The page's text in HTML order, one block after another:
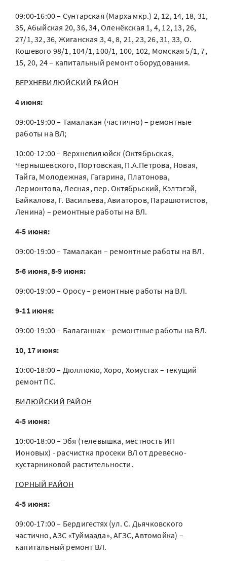
09:00-16:00 – Сунтарская (Марха мкр.) 2, 12, 14, 18, 31,
35, Абыйская 20, 36, 34, Оленёкская 1, 4, 12, 13, 26,
27/1, 32, 36, Жиганская 3, 4, 8, 21, 23, 26, 31, 33, О.
Кошевого 98/1, 104/1, 100/1, 100, 102, Момская 5/1, 7,
15, 20, 24 – капитальный ремонт оборудования.
ВЕРХНЕВИЛЮЙСКИЙ РАЙОН
4 июня:
09:00-19:00 – Тамалакан (частично) – ремонтные
работы на ВЛ;
10:00-12:00 – Верхневилюйск (Октябрьская,
Чернышевского, Портовская, П.А.Петрова, Новая,
Тайга, Молодежная, Гагарина, Платонова,
Лермонтова, Лесная, пер. Октябрьский, Кэлтэгэй,
Байкалова, Г. Васильева, Авиаторов, Парашютистов,
Ленина) – ремонтные работы на ВЛ.
4-5 июня:
09:00-19:00 – Тамалакан – ремонтные работы на ВЛ.
5-6 июня, 8-9 июня:
09:00-19:00 – Оросу – ремонтные работы на ВЛ.
9-11 июня:
09:00-19:00 – Балаганнах – ремонтные работы на ВЛ.
10, 17 июня:
10:00-18:00 – Дюллюкю, Хоро, Хомустах – текущий
ремонт ПС.
ВИЛЮЙСКИЙ РАЙОН
4-5 июня:
10:00-18:00 – Эбя (телевышка, местность ИП
Ионовых) - расчистка просеки ВЛ от древесно-
кустарниковой растительности.
ГОРНЫЙ РАЙОН
4-5 июня:
09:00-17:00 – Бердигестях (ул. С. Дьячковского
частично, АЗС «Туймаада», АГЗС, Автомойка) –
капитальный ремонт ВЛ.